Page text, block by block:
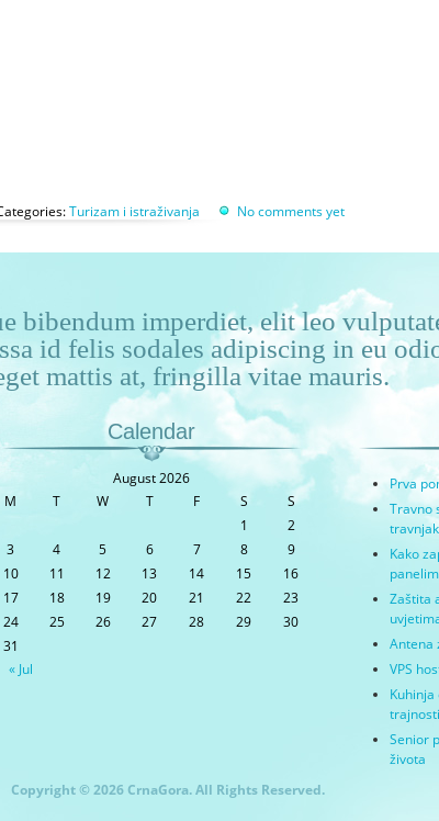
Turizam i istraživanja No comments yet
bibendum imperdiet, elit leo
id felis sodales adipiscing in eu
mattis at, fringilla vitae mauris.
Calendar
August 2026
M
T W T F S
S
1
2
3
4 5 6 7 8
9
10
11 12 13 14 15
16
17
18 19 20 21 22
23
24
25 26 27 28 29
30
31
« Jul
Prva
Travno
Kako
Zaštita
Antena
VPS
trajnosti
Senior
života
Copyright © 2026 CrnaGora. All Rights Reserved.